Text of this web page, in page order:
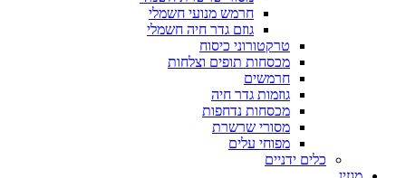
חרמש מנועי חשמלי
גוזם גדר חיה חשמלי
טרקטורוני כיסוח
מכסחות תופים וצלחות
חרמשים
גוזמות גדר חיה
מכסחות נדחפות
מסורי שרשרת
מפוחי עלים
כלים ידניים